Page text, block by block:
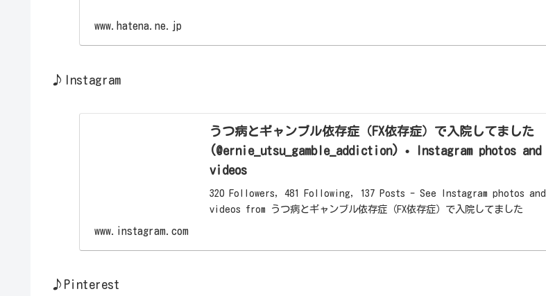
www.hatena.ne.jp
♪Instagram
うつ病とギャンブル依存症（FX依存症）で入院してました
(@ernie_utsu_gamble_addiction) • Instagram photos and
videos
320 Followers, 481 Following, 137 Posts - See Instagram photos and
videos from うつ病とギャンブル依存症（FX依存症）で入院してました
www.instagram.com
♪Pinterest